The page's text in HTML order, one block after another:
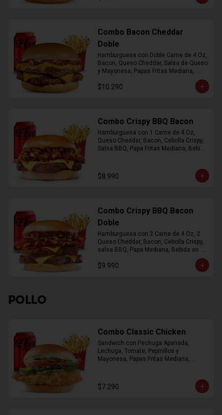
Combo Bacon Cheddar
Doble
Hamburguesa con Doble Carne de 4 Oz,
Bacon, Queso Cheddar, Salsa de Queso
y Mayonesa, Papas Fritas Mediana,
$10.290
Combo Crispy BBQ Bacon
Hamburguesa con 1 Carne de 4 Oz,
Queso Cheddar, Bacon, Cebolla Crispy,
Salsa BBQ, Papa Fritas Mediana, Bebida
$8.990
Combo Crispy BBQ Bacon
Doble
Hamburguesa con 2 Carne de 4 Oz, 2
Queso Cheddar, Bacon, Cebolla Crispy,
salsa BBQ, Papa Mediana, Bebida en
$9.990
POLLO
Combo Classic Chicken
Sandwich con Pechuga Apanada,
Lechuga, Tomate, Pepinillos y
Mayonesa, Papas Fritas Mediana,
$7.290